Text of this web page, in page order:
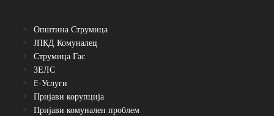
Општина Струмица
ЈПКД Комуналец
Струмица Гас
ЗЕЛС
E-Услуги
Пријави корупција
Пријави комунален проблем